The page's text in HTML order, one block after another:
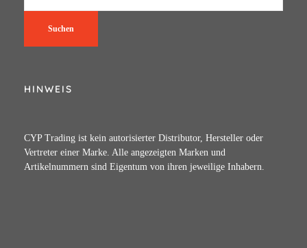
Suchen
HINWEIS
CYP Trading ist kein autorisierter Distributor, Hersteller oder
Vertreter einer Marke. Alle angezeigten Marken und
Artikelnummern sind Eigentum von ihren jeweilige Inhabern.